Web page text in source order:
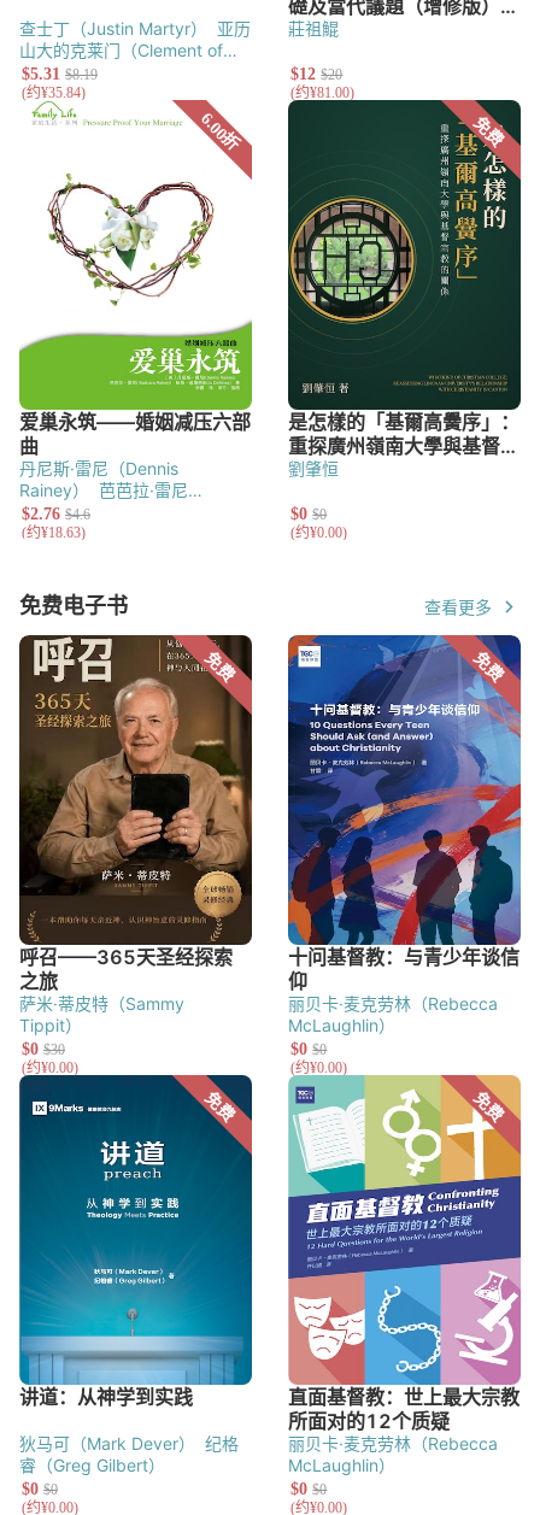
查士丁（Justin Martyr）
亚历
山大的克莱门（Clement of
Alexandria）
（Tatian）
（Tertullian）
奥利金
莊祖鯤
丹尼斯·雷尼（Dennis
Rainey）
芭芭拉·雷尼
（Barbara Rainey）
摩西（Bob DeMoss）
劉肇恒
免费电子书 查看更多
萨米·蒂皮特（Sammy
Tippit）
丽贝卡·麦克劳林（Rebecca
McLaughlin）
狄马可（Mark Dever）
纪格
睿（Greg Gilbert）
丽贝卡·麦克劳林（Rebecca
McLaughlin）